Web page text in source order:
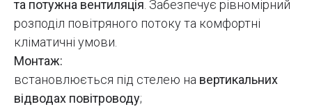
та потужна вентиляція . Забезпечує рівномірний
розподіл повітряного потоку та комфортні
кліматичні умови.
Монтаж:
встановлюється під стелею на вертикальних
відводах повітроводу;